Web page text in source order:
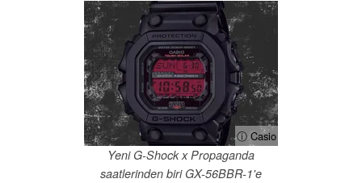
ⓘ Casio
Yeni G-Shock x Propaganda
saatlerinden biri GX-56BBR-1'e